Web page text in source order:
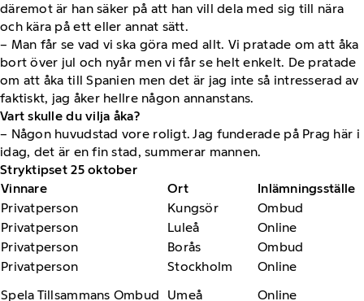
däremot är han säker på att han vill dela med sig till nära
och kära på ett eller annat sätt.
– Man får se vad vi ska göra med allt. Vi pratade om att åka
bort över jul och nyår men vi får se helt enkelt. De pratade
om att åka till Spanien men det är jag inte så intresserad av
faktiskt, jag åker hellre någon annanstans.
Vart skulle du vilja åka?
– Någon huvudstad vore roligt. Jag funderade på Prag här i
idag, det är en fin stad, summerar mannen.
Stryktipset 25 oktober
Vinnare
Ort
Inlämningsställe
Privatperson
Kungsör
Ombud
Privatperson
Luleå
Online
Privatperson
Borås
Ombud
Privatperson
Stockholm
Online
Spela Tillsammans Ombud
Umeå Online